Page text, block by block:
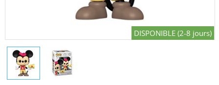
DISPONIBLE (2-8 jours)